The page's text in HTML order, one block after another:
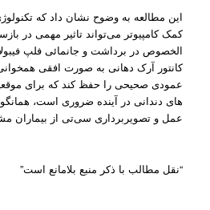
این مطالعه به وضوح نشان داد که
کمک کامپیوتر می­‌تواند تاثیر مهمی در
الخصوص در برداشت و جانمائی فلپ فیبولا
کانتور آرک دهانی به صورت افقی
عمودی صحیحی را حفظ کند که برای
های دندانی در آینده ضروری است،
عمل و تصویربرداری سی‌تی از بیماران
“نقل مطالب با ذکر منبع بلامانع است”